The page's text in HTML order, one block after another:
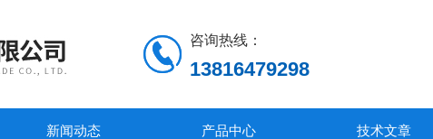
咨询热线：
13816479298
新闻动态 产品中心 技术文章